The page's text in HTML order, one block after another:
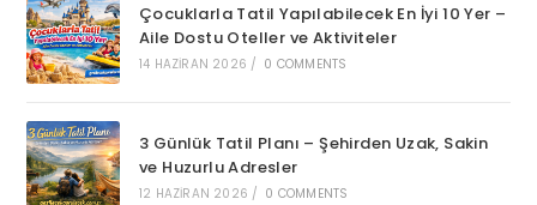
Çocuklarla Tatil Yapılabilecek En İyi 10 Yer –
Aile Dostu Oteller ve Aktiviteler
14 HAZIRAN 2026 / 0 COMMENTS
3 Günlük Tatil Planı – Şehirden Uzak, Sakin
ve Huzurlu Adresler
12 HAZIRAN 2026 / 0 COMMENTS